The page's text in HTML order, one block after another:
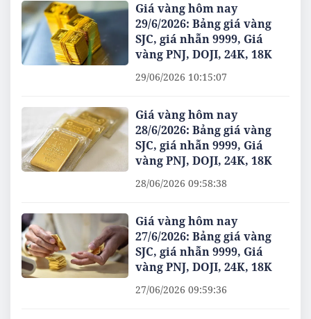
Giá vàng hôm nay
29/6/2026: Bảng giá vàng
SJC, giá nhẫn 9999, Giá
vàng PNJ, DOJI, 24K, 18K
29/06/2026 10:15:07
Giá vàng hôm nay
28/6/2026: Bảng giá vàng
SJC, giá nhẫn 9999, Giá
vàng PNJ, DOJI, 24K, 18K
28/06/2026 09:58:38
Giá vàng hôm nay
27/6/2026: Bảng giá vàng
SJC, giá nhẫn 9999, Giá
vàng PNJ, DOJI, 24K, 18K
27/06/2026 09:59:36